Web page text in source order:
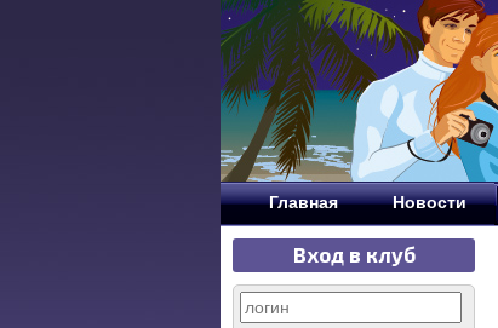
Главная Новости
Вход в клуб